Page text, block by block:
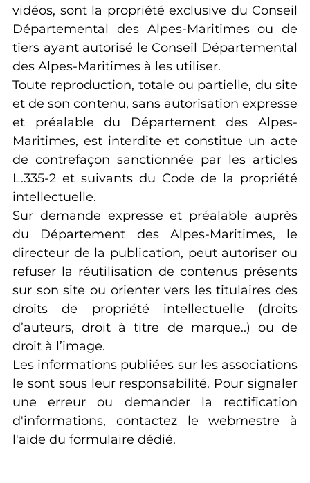
vidéos, sont la propriété exclusive du Conseil
Départemental des Alpes-Maritimes ou de
tiers ayant autorisé le Conseil Départemental
des Alpes-Maritimes à les utiliser.
Toute reproduction, totale ou partielle, du site
et de son contenu, sans autorisation expresse
et préalable du Département des Alpes-
Maritimes, est interdite et constitue un acte
de contrefaçon sanctionnée par les articles
L.335-2 et suivants du Code de la propriété
intellectuelle.
Sur demande expresse et préalable auprès
du Département des Alpes-Maritimes, le
directeur de la publication, peut autoriser ou
refuser la réutilisation de contenus présents
sur son site ou orienter vers les titulaires des
droits de propriété intellectuelle (droits
d’auteurs, droit à titre de marque..) ou de
droit à l’image.
Les informations publiées sur les associations
le sont sous leur responsabilité. Pour signaler
une erreur ou demander la rectification
d'informations, contactez le webmestre à
l'aide du formulaire dédié.